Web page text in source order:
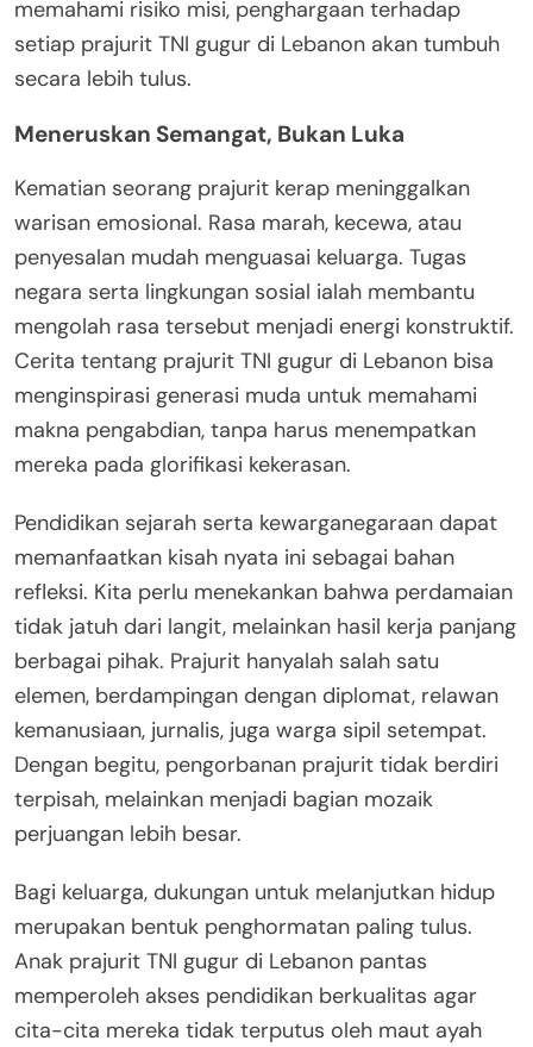
memahami risiko misi, penghargaan terhadap
setiap prajurit TNI gugur di Lebanon akan tumbuh
secara lebih tulus.
Meneruskan Semangat, Bukan Luka
Kematian seorang prajurit kerap meninggalkan
warisan emosional. Rasa marah, kecewa, atau
penyesalan mudah menguasai keluarga. Tugas
negara serta lingkungan sosial ialah membantu
mengolah rasa tersebut menjadi energi konstruktif.
Cerita tentang prajurit TNI gugur di Lebanon bisa
menginspirasi generasi muda untuk memahami
makna pengabdian, tanpa harus menempatkan
mereka pada glorifikasi kekerasan.
Pendidikan sejarah serta kewarganegaraan dapat
memanfaatkan kisah nyata ini sebagai bahan
refleksi. Kita perlu menekankan bahwa perdamaian
tidak jatuh dari langit, melainkan hasil kerja panjang
berbagai pihak. Prajurit hanyalah salah satu
elemen, berdampingan dengan diplomat, relawan
kemanusiaan, jurnalis, juga warga sipil setempat.
Dengan begitu, pengorbanan prajurit tidak berdiri
terpisah, melainkan menjadi bagian mozaik
perjuangan lebih besar.
Bagi keluarga, dukungan untuk melanjutkan hidup
merupakan bentuk penghormatan paling tulus.
Anak prajurit TNI gugur di Lebanon pantas
memperoleh akses pendidikan berkualitas agar
cita-cita mereka tidak terputus oleh maut ayah